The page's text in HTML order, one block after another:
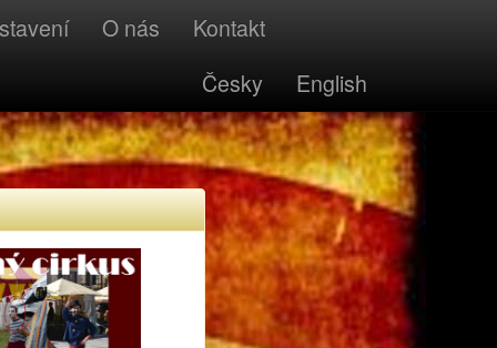
O nás
Kontakt
Česky
English